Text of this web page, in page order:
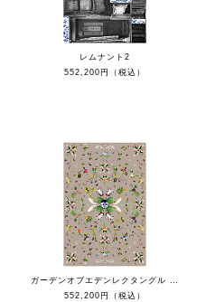
レムナント2
552,200円（税込）
ガーデンオブエデンレクタングル 200×300
552,200円（税込）